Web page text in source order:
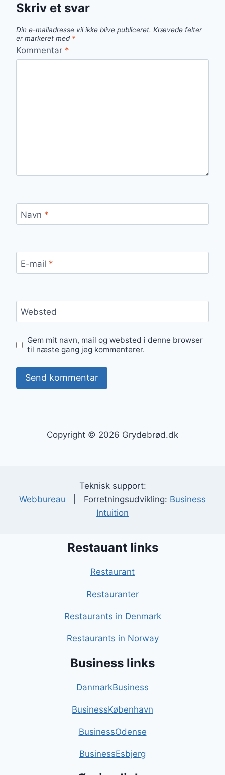
Skriv et svar
Din e-mailadresse vil ikke blive publiceret. Krævede felter
er markeret med *
Kommentar *
Navn *
E-mail *
Websted
Gem mit navn, mail og websted i denne browser
til næste gang jeg kommenterer.
Copyright © 2026 Grydebrød.dk
Teknisk support:
Webbureau | Forretningsudvikling: Business
Intuition
Restauant links
Restaurant
Restauranter
Restaurants in Denmark
Restaurants in Norway
Business links
DanmarkBusiness
BusinessKøbenhavn
BusinessOdense
BusinessEsbjerg